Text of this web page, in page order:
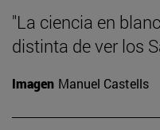
"La ciencia en
distinta de ver los
Imagen Manuel Castells